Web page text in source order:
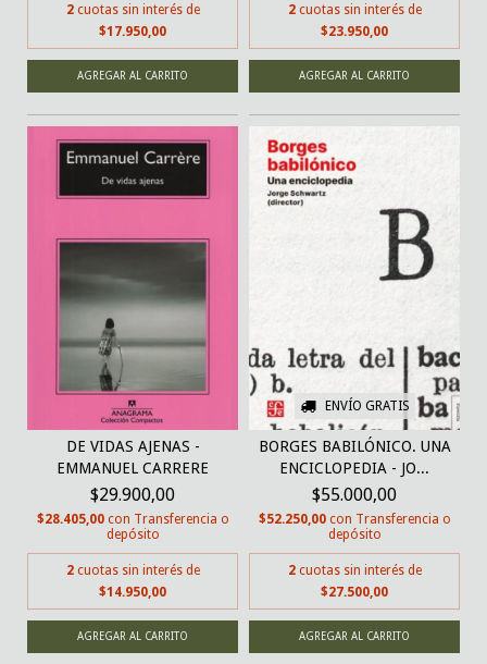
2 cuotas sin interés de
$17.950,00
2 cuotas sin interés de
$23.950,00
DE VIDAS AJENAS -
EMMANUEL CARRERE
$29.900,00
$28.405,00 con Transferencia o
depósito
2 cuotas sin interés de
$14.950,00
ENVÍO GRATIS
BORGES BABILÓNICO. UNA
ENCICLOPEDIA - JO...
$55.000,00
$52.250,00 con Transferencia o
depósito
2 cuotas sin interés de
$27.500,00